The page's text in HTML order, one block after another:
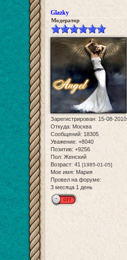
Glazky
Модератор
Зарегистрирован: 15-08-2010
Откуда: Москва
Сообщений: 18305
Уважение: +8040
Позитив: +9256
Пол: Женский
Возраст: 41 [1985-01-05]
Мое имя: Мария
Провел на форуме:
3 месяца 1 день